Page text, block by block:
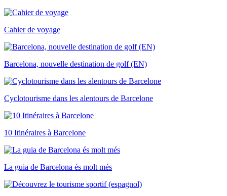
Cahier de voyage
Barcelona, nouvelle destination de golf (EN)
Cyclotourisme dans les alentours de Barcelone
10 Itinéraires à Barcelone
La guia de Barcelona és molt més